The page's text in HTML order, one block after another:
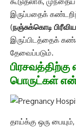
இருப்பதைக்
(நஞ்சுக்கொடி
இருப்பிடத்தைக்
தேவைப்படும்.
பொருட்கள்
தாய்க்கு ஒரு